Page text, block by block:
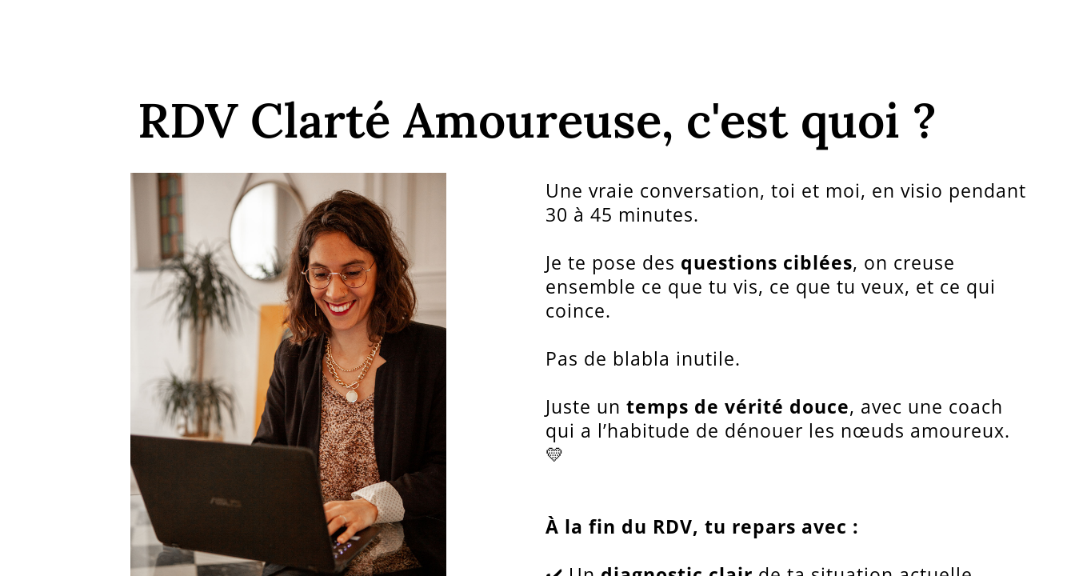
RDV Clarté Amoureuse, c'est quoi ?
Une vraie conversation, toi et moi, en visio pendant
30 à 45 minutes.
Je te pose des questions ciblées, on creuse
ensemble ce que tu vis, ce que tu veux, et ce qui
coince.
Pas de blabla inutile.
Juste un temps de vérité douce, avec une coach
qui a l’habitude de dénouer les nœuds amoureux.
💛
À la fin du RDV, tu repars avec :